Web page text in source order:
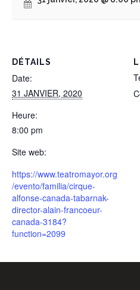
DÉTAILS
Date:
31 JANVIER, 2020
Heure:
8:00 pm
Site web:
https://www.teatromayor.org
/evento/familia/cirque-
alfonse-canada-tabarnak-
director-alain-francoeur-
canada-3184?
function=2099